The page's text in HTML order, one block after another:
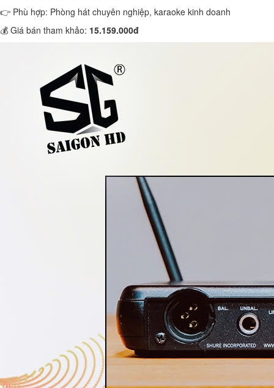
👉 Phù hợp: Phòng hát chuyên nghiệp, karaoke kinh doanh
💰 Giá bán tham khảo: 15.159.000đ